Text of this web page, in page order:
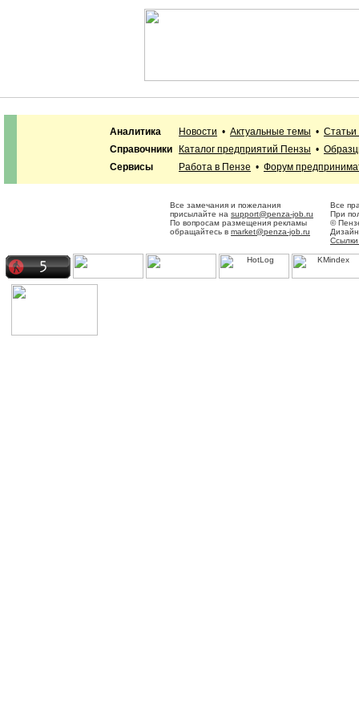
Аналитика Новости • Актуальные темы •
Справочники
Каталог предприятий Пензы •
Сервисы
Работа в Пензе • Форум
Все замечания и пожелания
присылайте на support@penza-job.ru
По вопросам размещения рекламы
обращайтесь в market@penza-job.ru
Все
При
©